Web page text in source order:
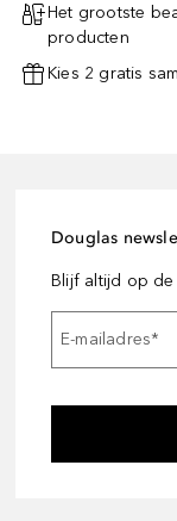
Het grootste
producten
Kies 2 gratis
Douglas
Blijf altijd op
E-mailadres*